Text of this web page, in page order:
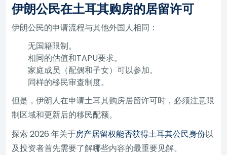
伊朗公民在土耳其购房的居留许可
伊朗公民的申请流程与其他外国人相同：
无国籍限制。
相同的估值和TAPU要求。
家庭成员（配偶和子女）可以参加。
同样的移民审查制度。
但是，伊朗人在申请土耳其购房居留许可时，必须注意限
制区域和更新后的移民配额。
探索 2026 年关于房产居留权能否获得土耳其公民身份以
及投资者首先需要了解哪些内容的最重要见解。